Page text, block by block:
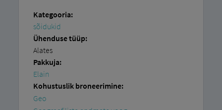
Kategooria:
sõidukid
Ühenduse tüüp:
Alates
Pakkuja:
Elain
Kohustuslik broneerimine:
Geo